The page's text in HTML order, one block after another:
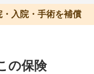
・入院・手術を補償
の保険